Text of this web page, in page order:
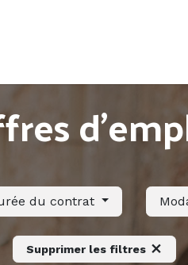
du contrat
Supprimer les filtres